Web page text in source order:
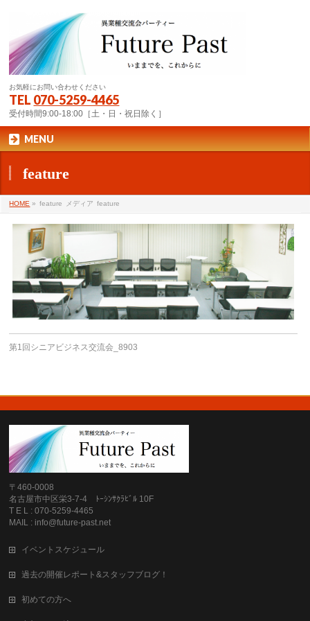
お気軽にお問い合わせください
TEL 070-5259-4465
受付時間9:00-18:00［土・日・祝日除く］
MENU
feature
HOME » feature メディア feature
第1回シニアビジネス交流会_8903
〒460-0008
名古屋市中区栄3-7-4 ﾄｰｼﾝｻｸﾗﾋﾞﾙ 10F
T E L : 070-5259-4465
MAIL : info@future-past.net
イベントスケジュール
過去の開催レポート&スタッフブログ！
初めての方へ